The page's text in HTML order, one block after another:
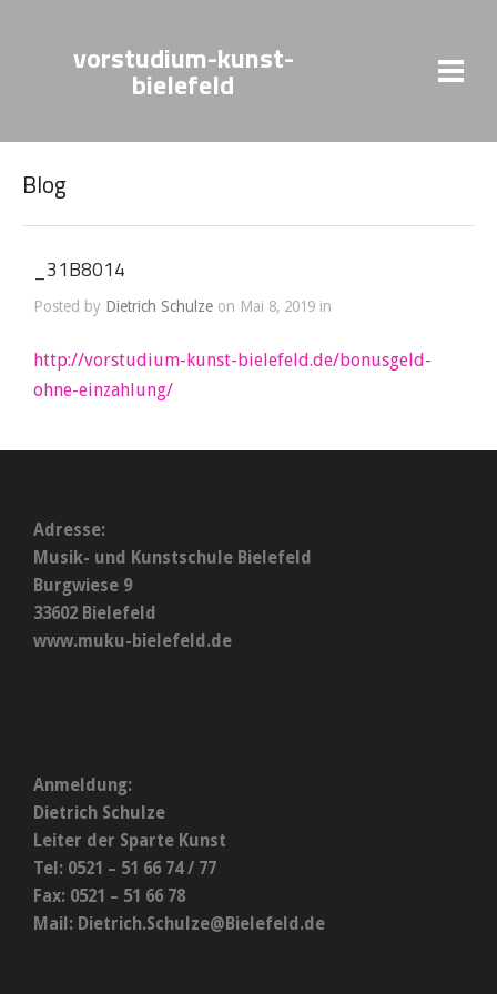
vorstudium-kunst-
bielefeld
Blog
_31B8014
Posted by Dietrich Schulze on Mai 8, 2019 in
http://vorstudium-kunst-bielefeld.de/bonusgeld-
ohne-einzahlung/
Adresse:
Musik- und Kunstschule Bielefeld
Burgwiese 9
33602 Bielefeld
www.muku-bielefeld.de
Anmeldung:
Dietrich Schulze
Leiter der Sparte Kunst
Tel: 0521 – 51 66 74 / 77
Fax: 0521 – 51 66 78
Mail: Dietrich.Schulze@Bielefeld.de